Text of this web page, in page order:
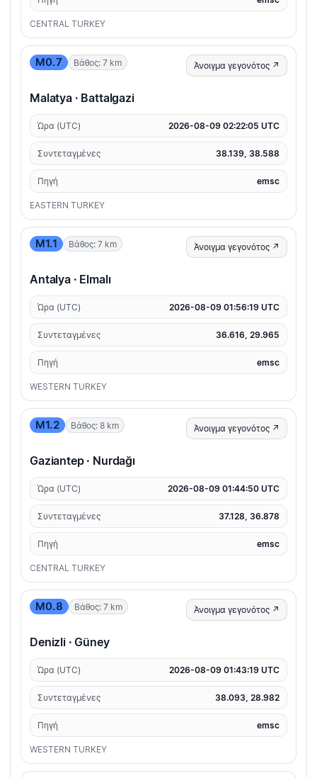
CENTRAL TURKEY
M0.7 Βάθος: 7 km Άνοιγμα γεγονότος ↗
Malatya · Battalgazi
Ώρα (UTC) 2026-08-09 02:22:05 UTC
Συντεταγμένες 38.139, 38.588
Πηγή emsc
EASTERN TURKEY
M1.1 Βάθος: 7 km Άνοιγμα γεγονότος ↗
Antalya · Elmalı
Ώρα (UTC) 2026-08-09 01:56:19 UTC
Συντεταγμένες 36.616, 29.965
Πηγή emsc
WESTERN TURKEY
M1.2 Βάθος: 8 km Άνοιγμα γεγονότος ↗
Gaziantep · Nurdağı
Ώρα (UTC) 2026-08-09 01:44:50 UTC
Συντεταγμένες 37.128, 36.878
Πηγή emsc
CENTRAL TURKEY
M0.8 Βάθος: 7 km Άνοιγμα γεγονότος ↗
Denizli · Güney
Ώρα (UTC) 2026-08-09 01:43:19 UTC
Συντεταγμένες 38.093, 28.982
Πηγή emsc
WESTERN TURKEY